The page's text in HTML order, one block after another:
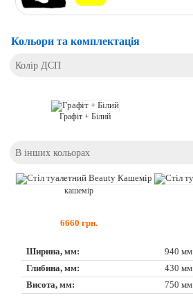
Кольори та комплектація
Колір ДСП
Графіт + Білий
В інших кольорах
кашемір
6660 грн.
Ширина, мм:
940 мм
Глибина, мм:
430 мм
Висота, мм:
750 мм